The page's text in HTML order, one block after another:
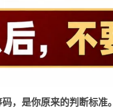
，是你原来的判断标准。